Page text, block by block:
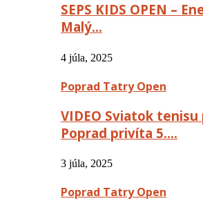
SEPS KIDS OPEN –
Malý…
4 júla, 2025
Poprad Tatry Open
VIDEO Sviatok
Poprad privíta 5….
3 júla, 2025
Poprad Tatry Open